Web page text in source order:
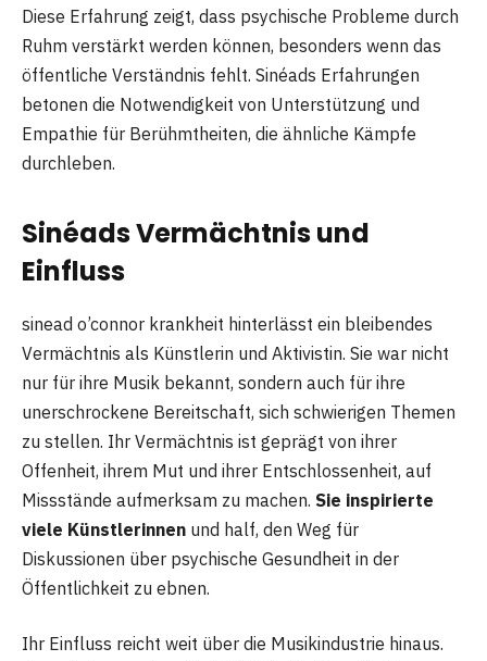
Diese Erfahrung zeigt, dass psychische Probleme durch
Ruhm verstärkt werden können, besonders wenn das
öffentliche Verständnis fehlt. Sinéads Erfahrungen
betonen die Notwendigkeit von Unterstützung und
Empathie für Berühmtheiten, die ähnliche Kämpfe
durchleben.
Sinéads Vermächtnis und
Einfluss
sinead o’connor krankheit hinterlässt ein bleibendes
Vermächtnis als Künstlerin und Aktivistin. Sie war nicht
nur für ihre Musik bekannt, sondern auch für ihre
unerschrockene Bereitschaft, sich schwierigen Themen
zu stellen. Ihr Vermächtnis ist geprägt von ihrer
Offenheit, ihrem Mut und ihrer Entschlossenheit, auf
Missstände aufmerksam zu machen. Sie inspirierte
viele Künstlerinnen und half, den Weg für
Diskussionen über psychische Gesundheit in der
Öffentlichkeit zu ebnen.
Ihr Einfluss reicht weit über die Musikindustrie hinaus.